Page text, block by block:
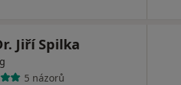
Jiří Spilka
5 názorů